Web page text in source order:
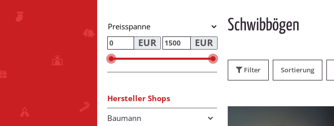
Schwibbögen
Filter Sortierung
Preisspanne
EUR EUR
Hersteller Shops
Baumann